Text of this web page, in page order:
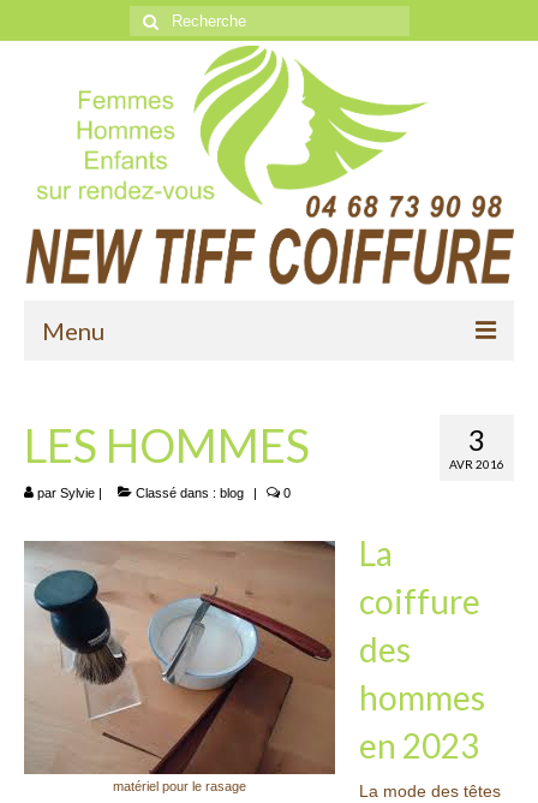
Rechercher
:
Menu
Le Salon New Tiff Coiffure
l’equipe
Les Produits
Urban Keratin
Olaplex
L’Oréal
Les Prestations
Cartes
3
AVR 2016
LES HOMMES
par Sylvie | Classé dans : blog | 0
matériel pour le rasage
La
coiffure
des
hommes
en 2023
La mode des têtes